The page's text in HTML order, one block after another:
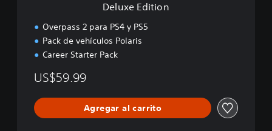
Deluxe Edition
Overpass 2 para PS4 y PS5
Pack de vehículos Polaris
Career Starter Pack
US$59.99
Agregar al carrito